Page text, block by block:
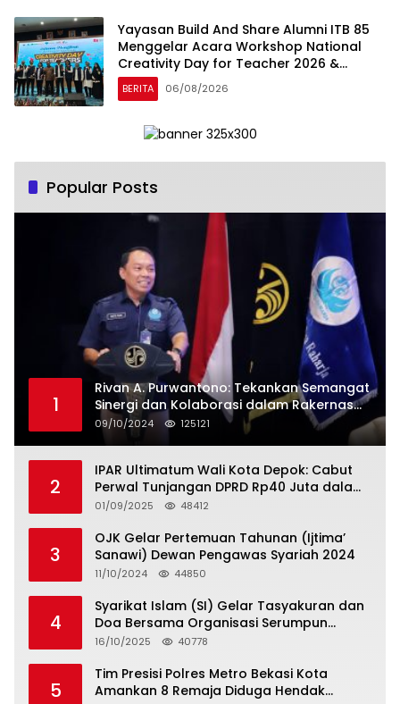
Yayasan Build And Share Alumni ITB 85
Menggelar Acara Workshop National
Creativity Day for Teacher 2026 &
Dibuka Resmi Pramono Anung (Gubernur
DKI Jakarta)
BERITA 06/08/2026
Popular Posts
1
Rivan A. Purwantono: Tekankan Semangat
Sinergi dan Kolaborasi dalam Rakernas
Serikat Pekerja Jasa Raharja
09/10/2024 125121
2
IPAR Ultimatum Wali Kota Depok: Cabut
Perwal Tunjangan DPRD Rp40 Juta dalam
5 Hari atau Hadapi Aksi Rakyat
01/09/2025 48412
3
OJK Gelar Pertemuan Tahunan (Ijtima’
Sanawi) Dewan Pengawas Syariah 2024
11/10/2024 44850
4
Syarikat Islam (SI) Gelar Tasyakuran dan
Doa Bersama Organisasi Serumpun
Syarikat Islam Doa
16/10/2025 40778
5
Tim Presisi Polres Metro Bekasi Kota
Amankan 8 Remaja Diduga Hendak